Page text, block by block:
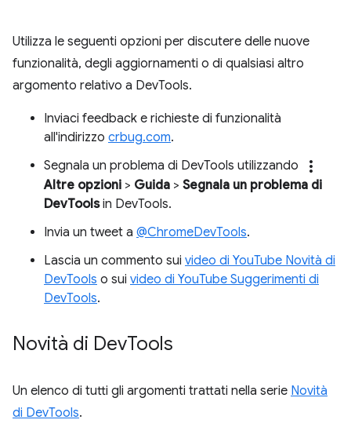
Utilizza le seguenti opzioni per discutere delle nuove
funzionalità, degli aggiornamenti o di qualsiasi altro
argomento relativo a DevTools.
Inviaci feedback e richieste di funzionalità
all'indirizzo crbug.com.
Segnala un problema di DevTools utilizzando
more_vert
Altre opzioni > Guida > Segnala un problema di
DevToolsin DevTools.
Invia un tweet a @ChromeDevTools.
Lascia un commento sui video di YouTube Novità di
DevTools o sui video di YouTube Suggerimenti di
DevTools.
Novità di DevTools
Un elenco di tutti gli argomenti trattati nella serie Novità
di DevTools.